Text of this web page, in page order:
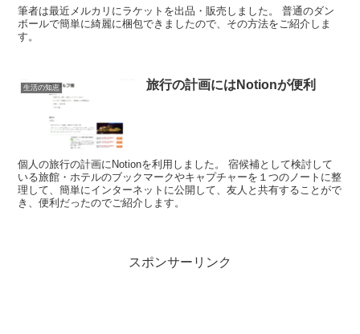
筆者は最近メルカリにラケットを出品・販売しました。 普通のダン
ボールで簡単に綺麗に梱包できましたので、その方法をご紹介しま
す。
生活の知恵 旅行の計画にはNotionが便利
個人の旅行の計画にNotionを利用しました。 宿候補として検討して
いる旅館・ホテルのブックマークやキャプチャーを１つのノートに整
理して、簡単にインターネットに公開して、友人と共有することがで
き、便利だったのでご紹介します。
スポンサーリンク